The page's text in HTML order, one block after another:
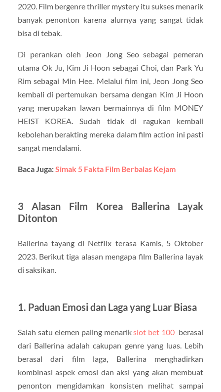
2020. Film bergenre thriller mystery itu sukses menarik
banyak penonton karena alurnya yang sangat tidak
bisa di tebak.
Di perankan oleh Jeon Jong Seo sebagai pemeran
utama Ok Ju, Kim Ji Hoon sebagai Choi, dan Park Yu
Rim sebagai Min Hee. Melalui film ini, Jeon Jong Seo
kembali di pertemukan bersama dengan Kim Ji Hoon
yang merupakan lawan bermainnya di film MONEY
HEIST KOREA. Sudah tidak di ragukan kembali
kebolehan berakting mereka dalam film action ini pasti
sangat mendalami.
Baca Juga:Simak 5 Fakta Film Berbalas Kejam
3 Alasan Film Korea Ballerina Layak
Ditonton
Ballerina tayang di Netflix terasa Kamis, 5 Oktober
2023. Berikut tiga alasan mengapa film Ballerina layak
di saksikan.
1. Paduan Emosi dan Laga yang Luar Biasa
Salah satu elemen paling menarikslot bet 100 berasal
dari Ballerina adalah cakupan genre yang luas. Lebih
berasal dari film laga, Ballerina menghadirkan
kombinasi aspek emosi dan aksi yang akan membuat
penonton mengidamkan konsisten melihat sampai